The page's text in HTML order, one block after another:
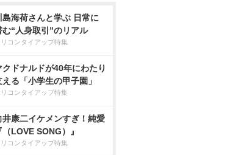
島海荷さんと学ぶ 日常に
む“人身取引”のリアル
リコンタイアップ特集
クドナルドが40年にわたり
える「小学生の甲子園」
リコンタイアップ特集
井康二イケメンすぎ！純愛
（LOVE SONG）』
リコンタイアップ特集